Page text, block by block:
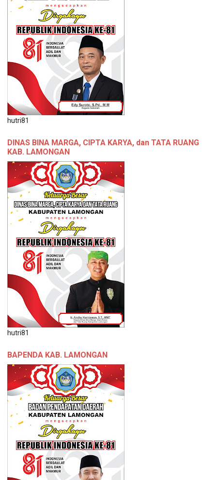
hutri81
DINAS BINA MARGA, CIPTA KARYA, dan TATA RUANG
KAB. LAMONGAN
hutri81
BAPENDA KAB. LAMONGAN